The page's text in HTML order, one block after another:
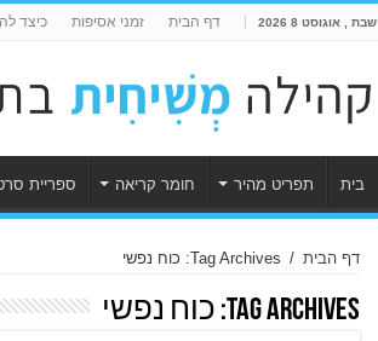
שבת , אוגוסט 8 2026 דף הבית זמני אסיפות כיצד
בית תפריט מהיר חומר קריאה ספריית
דף הבית / Tag Archives: כוח נפשי
Tag Archives: כוח נפשי